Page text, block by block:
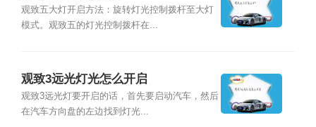
观致五大灯开启方法：旋转灯光控制拨杆至大灯
模式。观致五的灯光控制拨杆在...
观致3远光灯光怎么开启
观致3远光灯要开启的话，首先要启动汽车，然后
在汽车方向盘的左边找到灯光...